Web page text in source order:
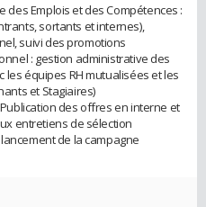
Emplois et des Compétences :
sortants et internes),
suivi des promotions
: gestion administrative des
les équipes RH mutualisées et les
et Stagiaires)
des offres en interne et
entretiens de sélection
de la campagne